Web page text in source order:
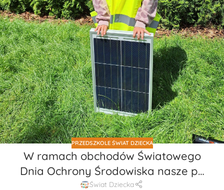
PRZEDSZKOLE ŚWIAT DZIECKA
W ramach obchodów Światowego
Dnia Ochrony Środowiska nasze p…
Świat Dziecka